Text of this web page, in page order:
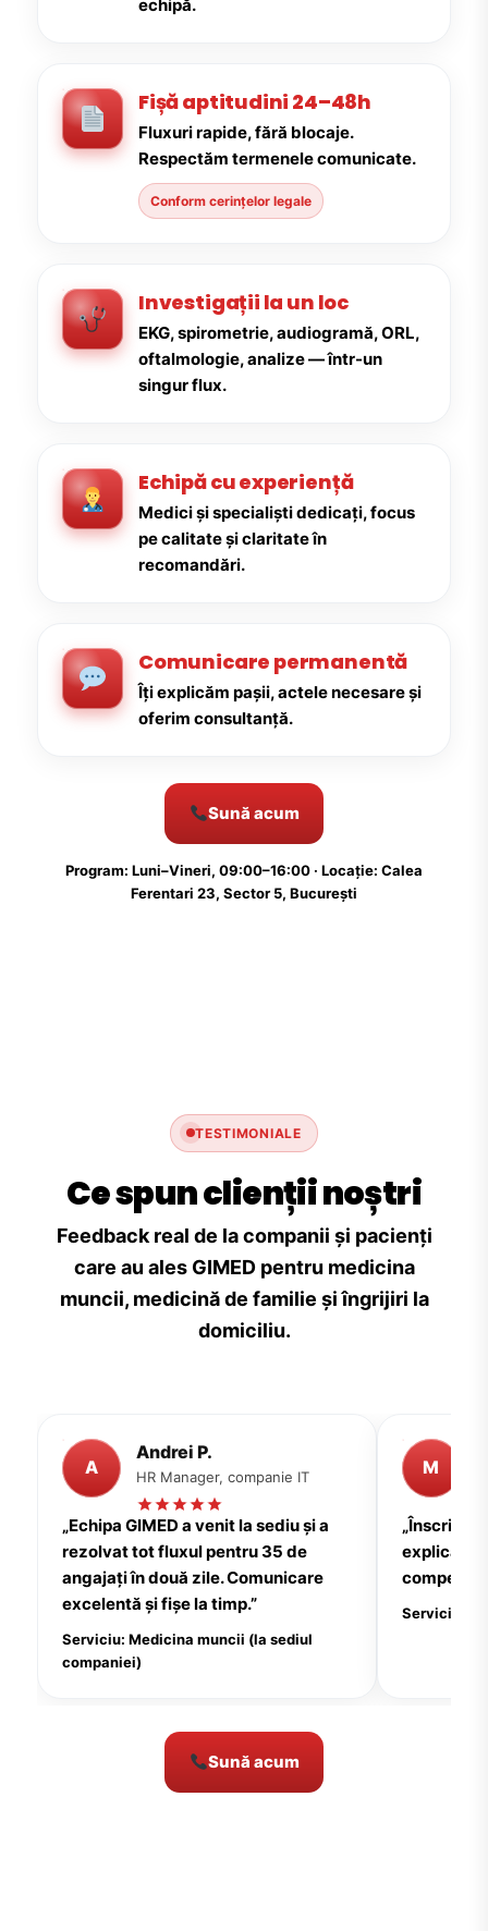
echipă.
Fișă aptitudini 24–48h
Fluxuri rapide, fără blocaje.
Respectăm termenele comunicate.
Conform cerințelor legale
Investigații la un loc
EKG, spirometrie, audiogramă, ORL,
oftalmologie, analize — într-un
singur flux.
Echipă cu experiență
Medici și specialiști dedicați, focus
pe calitate și claritate în
recomandări.
Comunicare permanentă
Îți explicăm pașii, actele necesare și
oferim consultanță.
Sună acum
Program: Luni–Vineri, 09:00–16:00 · Locație: Calea
Ferentari 23, Sector 5, București
TESTIMONIALE
Ce spun clienții noștri
Feedback real de la companii și pacienți
care au ales GIMED pentru medicina
muncii, medicină de familie și îngrijiri la
domiciliu.
A
Andrei P.
HR Manager, companie IT
„Echipa GIMED a venit la sediu și a
rezolvat tot fluxul pentru 35 de
angajați în două zile. Comunicare
excelentă și fișe la timp.”
Serviciu: Medicina muncii (la sediul
companiei)
M
explicații
Serviciu:
Sună acum